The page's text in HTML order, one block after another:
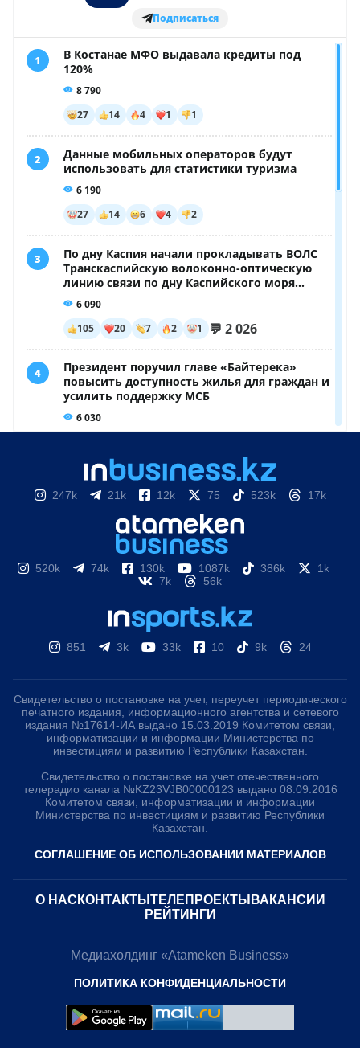
247k 21k 12k 75 523k 17k
520k 74k 130k 1087k 386k
1k
7k
56k
851 3k 33k 10 9k 24
Свидетельство о постановке на учет, переучет периодического
печатного издания, информационного агентства и сетевого
издания №17614-ИА выдано 15.03.2019 Комитетом связи,
информатизации и информации Министерства по
инвестициям и развитию Республики Казахстан.
Свидетельство о постановке на учет отечественного
телерадио канала №KZ23VJB00000123 выдано 08.09.2016
Комитетом связи, информатизации и информации
Министерства по инвестициям и развитию Республики
Казахстан.
СОГЛАШЕНИЕ ОБ ИСПОЛЬЗОВАНИИ МАТЕРИАЛОВ
О НАС КОНТАКТЫ ТЕЛЕПРОЕКТЫ ВАКАНСИИ
РЕЙТИНГИ
Медиахолдинг «Atameken Business»
ПОЛИТИКА КОНФИДЕНЦИАЛЬНОСТИ